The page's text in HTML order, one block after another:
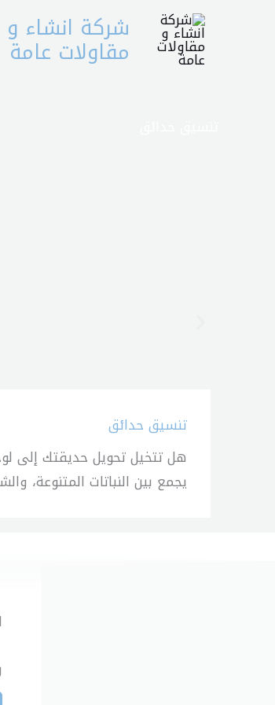
شركة انشاء و
مقاولات عامة
تنسيق حدائق
هل تتخيل تحويل حديقتك إلى
يجمع بين النباتات المتنوعة،